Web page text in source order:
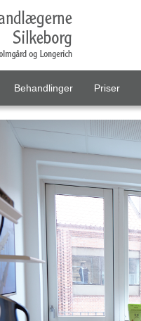
Behandlinger Priser